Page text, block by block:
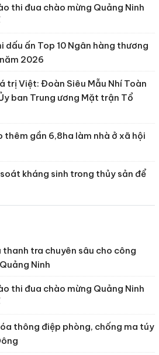
thi đua chào mừng Quảng Ninh
dấu ấn Top 10 Ngân hàng thương
2026
trị Việt: Đoàn Siêu Mẫu Nhí Toàn
ban Trung ương Mặt trận Tổ
thêm gần 6,8ha làm nhà ở xã hội
kháng sinh trong thủy sản để
thanh tra chuyên sâu cho công
Ninh
thi đua chào mừng Quảng Ninh
thông điệp phòng, chống ma túy